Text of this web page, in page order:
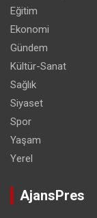
Eğitim
Ekonomi
Gündem
Kültür-Sanat
Sağlık
Siyaset
Spor
Yaşam
Yerel
AjansPres